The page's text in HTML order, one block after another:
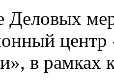
центр
в рамках